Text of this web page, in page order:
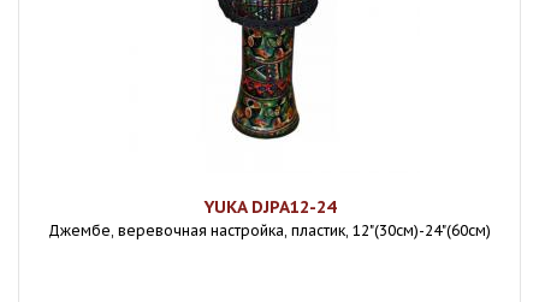
YUKA DJPA12-24
Джембе, веревочная настройка, пластик, 12"(30см)-24"(60см)